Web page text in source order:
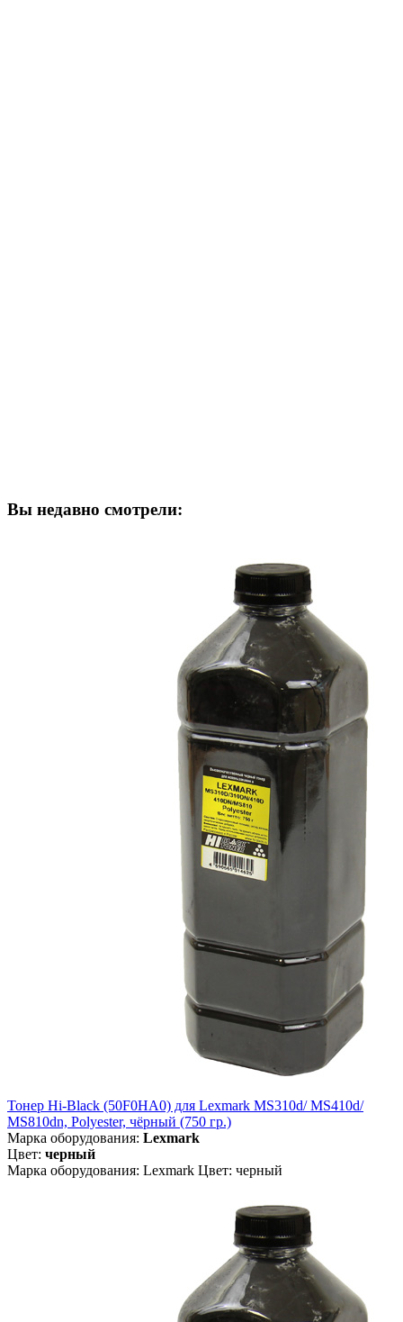
Вы недавно смотрели:
Тонер Hi-Black (50F0HA0) для Lexmark MS310d/ MS410d/
MS810dn, Polyester, чёрный (750 гр.)
Марка оборудования: Lexmark
Цвет: черный
Марка оборудования: Lexmark Цвет: черный